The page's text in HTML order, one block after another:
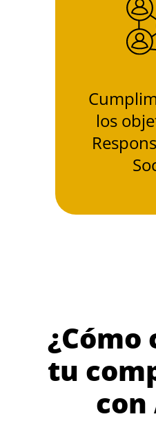
los
¿Cómo
tu
con